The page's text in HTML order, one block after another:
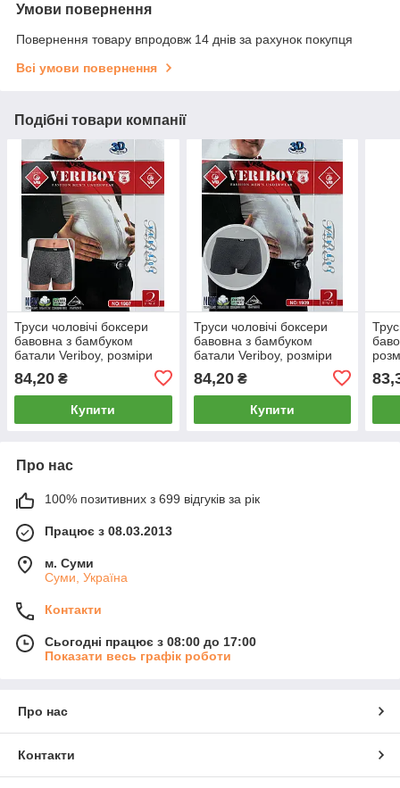
Умови повернення
Повернення товару впродовж 14 днів за рахунок покупця
Всі умови повернення
Подібні товари компанії
Труси чоловічі боксери
бавовна з бамбуком
батали Veriboy, розміри
84,20 ₴
Купити
Труси чоловічі боксери
бавовна з бамбуком
батали Veriboy, розміри
84,20₴
Купити
Про нас
100% позитивних з 699 відгуків за рік
Працює з 08.03.2013
м. Суми
Суми, Україна
Контакти
Сьогодні працює з 08:00 до 17:00
Показати весь графік роботи
Про нас
Контакти